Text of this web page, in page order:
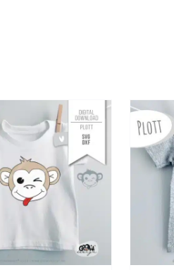
DEN WARENKORB
/
DETAILS